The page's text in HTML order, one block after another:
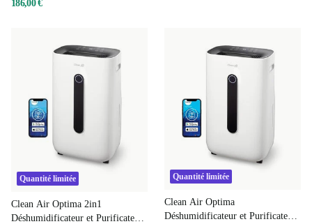
186,00 €
Quantité limitée
Clean Air Optima 2in1
Déshumidificateur et Purificateur
Quantité limitée
Clean Air Optima
Déshumidificateur et Purificateur